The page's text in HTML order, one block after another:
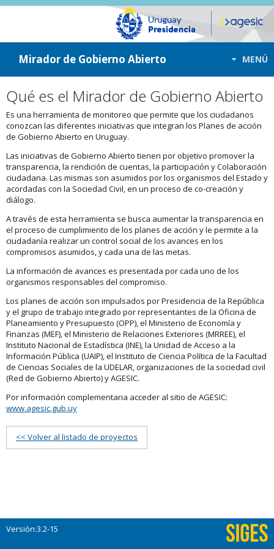
ir a contenido
ir al menú
Mirador de Gobierno Abierto MENÚ
Qué es el Mirador de Gobierno Abierto
Es una herramienta de monitoreo que permite que los ciudadanos
conozcan las diferentes iniciativas que integran los Planes de acción
de Gobierno Abierto en Uruguay.
Las iniciativas de Gobierno Abierto tienen por objetivo promover la
transparencia, la rendición de cuentas, la participación y Colaboración
ciudadana. Las mismas son asumidos por los organismos del Estado y
acordadas con la Sociedad Civil, en un proceso de co-creación y
diálogo.
A través de esta herramienta se busca aumentar la transparencia en
el proceso de cumplimiento de los planes de acción y le permite a la
ciudadanía realizar un control social de los avances en los
compromisos asumidos, y cada una de las metas.
La información de avances es presentada por cada uno de los
organismos responsables del compromiso.
Los planes de acción son impulsados por Presidencia de la República
y el grupo de trabajo integrado por representantes de la Oficina de
Planeamiento y Presupuesto (OPP), el Ministerio de Economía y
Finanzas (MEF), el Ministerio de Relaciones Exteriores (MRREE), el
Instituto Nacional de Estadística (INE), la Unidad de Acceso a la
Información Pública (UAIP), el Instituto de Ciencia Política de la Facultad
de Ciencias Sociales de la UDELAR, organizaciones de la sociedad civil
(Red de Gobierno Abierto) y AGESIC.
Por información complementaria acceder al sitio de AGESIC:
www.agesic.gub.uy
<< Volver al listado de proyectos
Versión:3.2-15